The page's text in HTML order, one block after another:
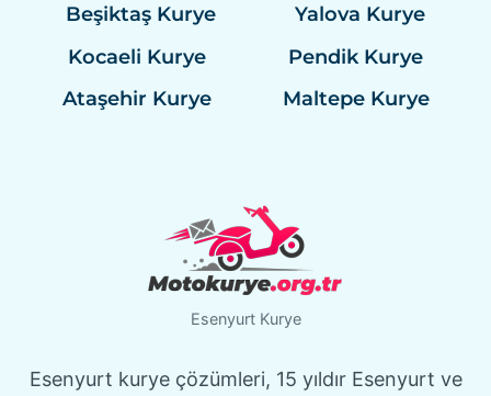
Beşiktaş Kurye
Yalova Kurye
Kocaeli Kurye
Pendik Kurye
Ataşehir Kurye
Maltepe Kurye
Esenyurt Kurye
Esenyurt kurye çözümleri, 15 yıldır Esenyurt ve